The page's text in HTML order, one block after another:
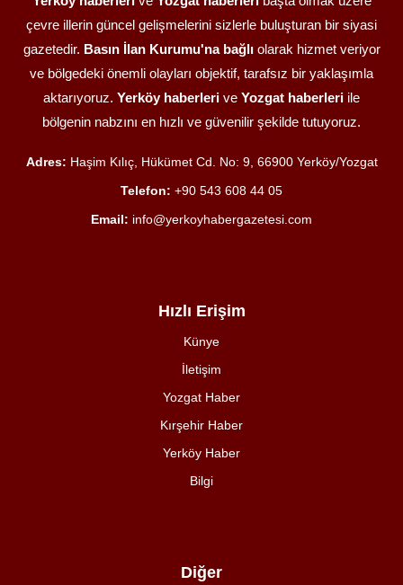
çevre illerin güncel gelişmelerini sizlerle buluşturan bir siyasi
gazetedir. Basın İlan Kurumu'na bağlıolarak hizmet veriyor
ve bölgedeki önemli olayları objektif, tarafsız bir yaklaşımla
aktarıyoruz. Yerköy haberleri ve Yozgat haberleri ile
bölgenin nabzını en hızlı ve güvenilir şekilde tutuyoruz.
Adres: Haşim Kılıç, Hükümet Cd. No: 9, 66900 Yerköy/Yozgat
Telefon: +90 543 608 44 05
Email: info@yerkoyhabergazetesi.com
Hızlı Erişim
Künye
İletişim
Yozgat Haber
Kırşehir Haber
Yerköy Haber
Bilgi
Diğer